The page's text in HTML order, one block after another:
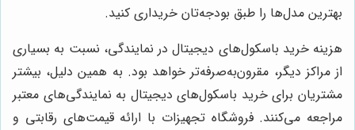
مدل‌ها را طبق بودجه‌تان خریداری کنید.
خرید باسکول‌های دیجیتال در نمایندگی، نسبت به بسیاری
مراکز دیگر، مقرون‌به‌صرفه‌تر خواهد بود. به همین دلیل، بیشتر
برای خرید باسکول‌های دیجیتال به نمایندگی‌های معتبر
می‌کنند. فروشگاه تجهیزات با ارائه قیمت‌های رقابتی و